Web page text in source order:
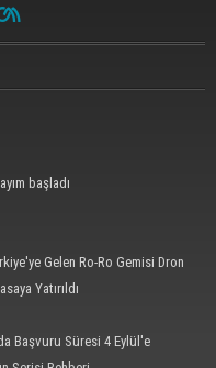
başladı
Gelen Ro-Ro Gemisi Dron
Yatırıldı
Başvuru Süresi 4 Eylül'e